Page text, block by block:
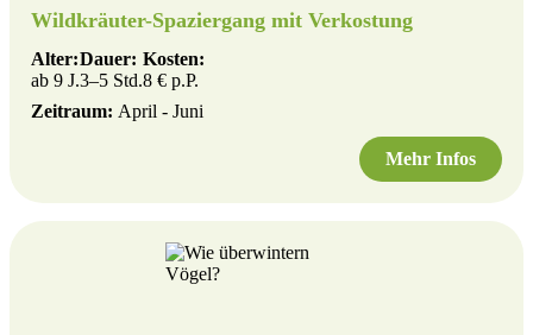
Wildkräuter-Spaziergang mit Verkostung
Alter:
ab 9 J.
Dauer:
3–5 Std.
Kosten:
8 € p.P.
Zeitraum: April - Juni
Mehr Infos